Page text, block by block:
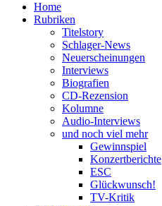
Home
Rubriken
Titelstory
Schlager-News
Neuerscheinungen
Interviews
Biografien
CD-Rezension
Kolumne
Audio-Interviews
und noch viel mehr
Gewinnspiel
Konzertberichte
ESC
Glückwunsch!
TV-Kritik